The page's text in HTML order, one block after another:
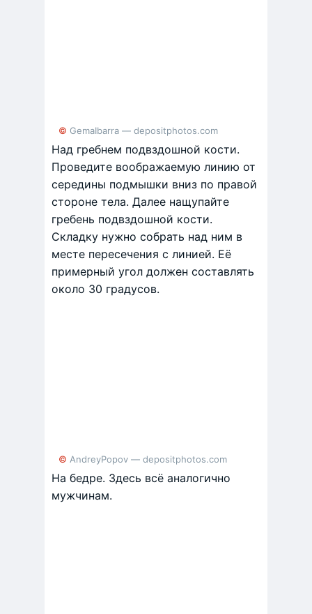
© GemaIbarra — depositphotos.com
Над гребнем подвздошной кости.
Проведите воображаемую линию от
середины подмышки вниз по правой
стороне тела. Далее нащупайте
гребень подвздошной кости.
Складку нужно собрать над ним в
месте пересечения с линией. Её
примерный угол должен составлять
около 30 градусов.
© AndreyPopov — depositphotos.com
На бедре. Здесь всё аналогично
мужчинам.